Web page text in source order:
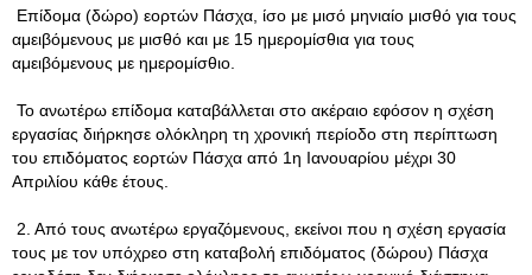
Επίδομα (δώρο) εορτών Πάσχα, ίσο με μισό μηνιαίο μισθό για τους
αμειβόμενους με μισθό και με 15 ημερομίσθια για τους
αμειβόμενους με ημερομίσθιο.
Το ανωτέρω επίδομα καταβάλλεται στο ακέραιο εφόσον η σχέση
εργασίας διήρκησε ολόκληρη τη χρονική περίοδο στη περίπτωση
του επιδόματος εορτών Πάσχα από 1η Ιανουαρίου μέχρι 30
Απριλίου κάθε έτους.
2. Από τους ανωτέρω εργαζόμενους, εκείνοι που η σχέση εργασία
τους με τον υπόχρεο στη καταβολή επιδόματος (δώρου) Πάσχα